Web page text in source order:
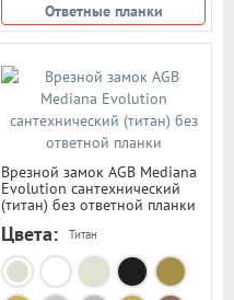
Ответные планки
Врезной замок AGB Mediana
Evolution сантехнический
(титан) без ответной планки
Цвета: Титан